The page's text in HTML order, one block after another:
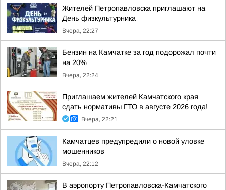
Жителей Петропавловска приглашают на
День физкультурника
Вчера, 22:27
Бензин на Камчатке за год подорожал почти
на 20%
Вчера, 22:24
Приглашаем жителей Камчатского края
сдать нормативы ГТО в августе 2026 года!
Вчера, 22:21
Камчатцев предупредили о новой уловке
мошенников
Вчера, 22:12
В аэропорту Петропавловска-Камчатского